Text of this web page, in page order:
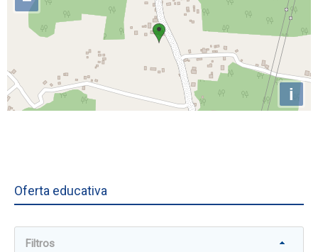
Oferta educativa
Filtros